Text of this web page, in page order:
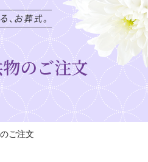
のご注文
ご注文